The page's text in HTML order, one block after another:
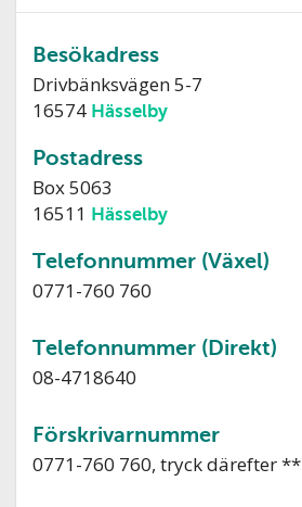
Besökadress
Drivbänksvägen 5-7
16574 Hässelby
Postadress
Box 5063
16511 Hässelby
Telefonnummer (Växel)
0771-760 760
Telefonnummer (Direkt)
08-4718640
Förskrivarnummer
0771-760 760, tryck därefter **